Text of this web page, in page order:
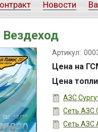
Новости
Артикул:
Цена на
Цена
АЗС
Сеть АЗС
Сеть АЗС